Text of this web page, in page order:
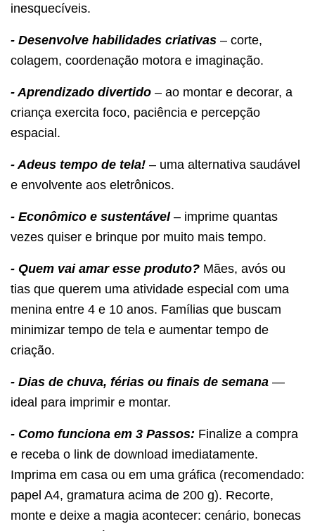
inesquecíveis.
- Desenvolve habilidades criativas – corte,
colagem, coordenação motora e imaginação.
- Aprendizado divertido – ao montar e decorar, a
criança exercita foco, paciência e percepção
espacial.
- Adeus tempo de tela! – uma alternativa saudável
e envolvente aos eletrônicos.
- Econômico e sustentável – imprime quantas
vezes quiser e brinque por muito mais tempo.
- Quem vai amar esse produto? Mães, avós ou
tias que querem uma atividade especial com uma
menina entre 4 e 10 anos. Famílias que buscam
minimizar tempo de tela e aumentar tempo de
criação.
- Dias de chuva, férias ou finais de semana —
ideal para imprimir e montar.
- Como funciona em 3 Passos: Finalize a compra
e receba o link de download imediatamente.
Imprima em casa ou em uma gráfica (recomendado:
papel A4, gramatura acima de 200 g). Recorte,
monte e deixe a magia acontecer: cenário, bonecas